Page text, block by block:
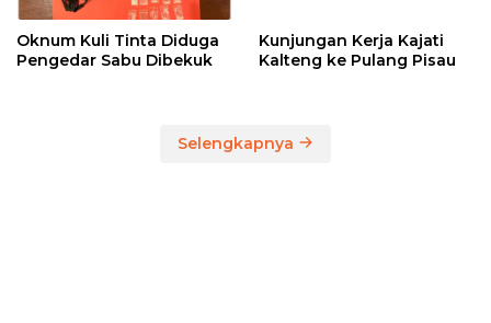
Oknum Kuli Tinta Diduga
Pengedar Sabu Dibekuk
Kunjungan Kerja Kajati
Kalteng ke Pulang Pisau
Selengkapnya